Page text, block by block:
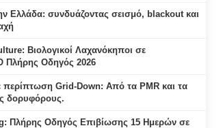
Ελλάδα: συνδυάζοντας σεισμό, blackout και
Βιολογικοί Λαχανόκηποι σε
Πλήρης Οδηγός 2026
περίπτωση Grid-Down: Από τα PMR και τα
δορυφόρους.
Πλήρης Οδηγός Επιβίωσης 15 Ημερών σε